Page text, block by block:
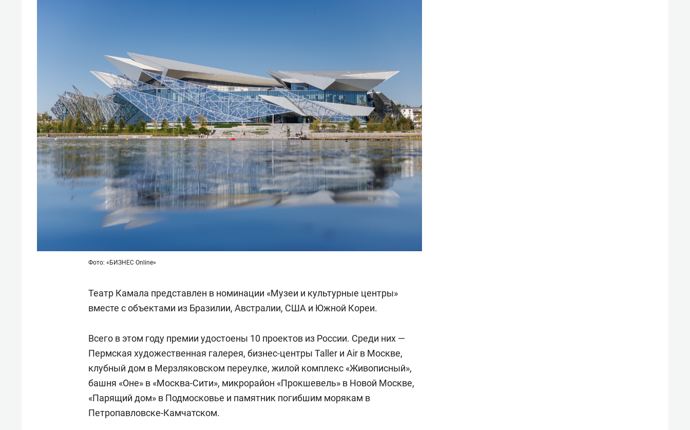
Фото: «БИЗНЕС Online»
Театр Камала представлен в номинации «Музеи и культурные центры»
вместе с объектами из Бразилии, Австралии, США и Южной Кореи.
Всего в этом году премии удостоены 10 проектов из России. Среди них —
Пермская художественная галерея, бизнес-центры Taller и Air в Москве,
клубный дом в Мерзляковском переулке, жилой комплекс «Живописный»,
башня «Оне» в «Москва-Сити», микрорайон «Прокшевель» в Новой Москве,
«Парящий дом» в Подмосковье и памятник погибшим морякам в
Петропавловске-Камчатском.